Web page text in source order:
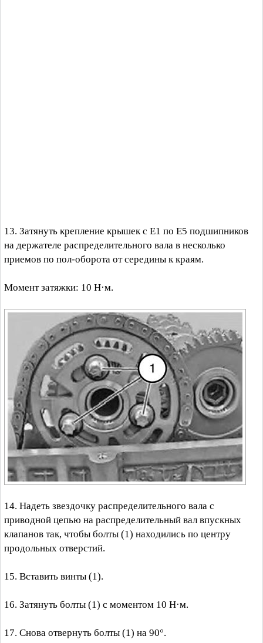
13. Затянуть крепление крышек с Е1 по Е5 подшипников
на держателе распределительного вала в несколько
приемов по пол-оборота от середины к краям.
Момент затяжки: 10 Н·м.
14. Надеть звездочку распределительного вала с
приводной цепью на распределительный вал впускных
клапанов так, чтобы болты (1) находились по центру
продольных отверстий.
15. Вставить винты (1).
16. Затянуть болты (1) с моментом 10 Н·м.
17. Снова отвернуть болты (1) на 90°.